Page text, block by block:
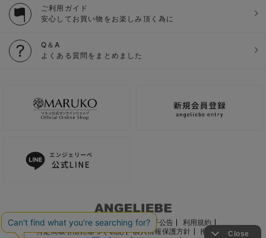
ご利用ガイド
安心してお買い物をお楽しみ頂く為に
Q＆A
よくある質問をまとめました
ご利用ガイド 会社概要 電子公告
利用規約
特定商取引法に基づく表記
個人情報保護方針
推奨環境